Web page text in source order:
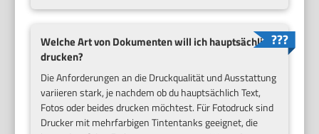
Welche Art von Dokumenten will ich hauptsächlich
drucken?
Die Anforderungen an die Druckqualität und Ausstattung
variieren stark, je nachdem ob du hauptsächlich Text,
Fotos oder beides drucken möchtest. Für Fotodruck sind
Drucker mit mehrfarbigen Tintentanks geeignet, die